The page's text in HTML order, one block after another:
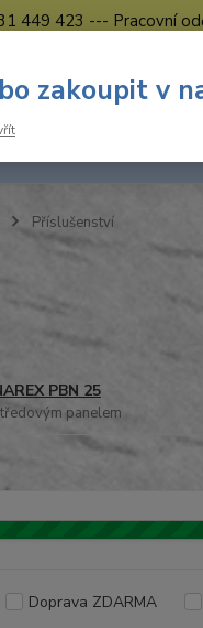
449 423 --- Pracovní
Hledat
Příslušenství
PBN 25
panelem
Doprava ZDARMA
zakoupit v